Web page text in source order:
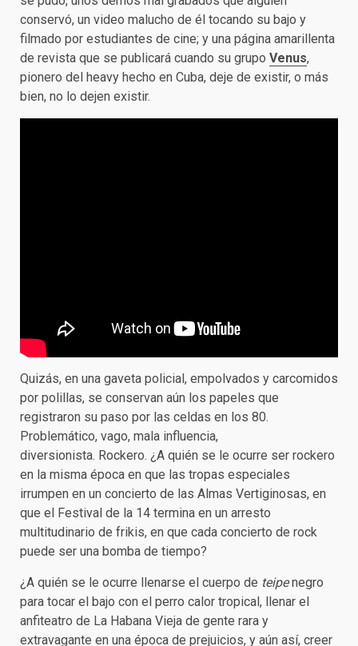
conservó, un video malucho de él tocando su bajo y
filmado por estudiantes de cine; y una página amarillenta
de revista que se publicará cuando su grupo Venus,
pionero del heavy hecho en Cuba, deje de existir, o más
bien, no lo dejen existir.
Quizás, en una gaveta policial, empolvados y carcomidos
por polillas, se conservan aún los papeles que
registraron su paso por las celdas en los 80.
Problemático, vago, mala influencia,
diversionista. Rockero. ¿A quién se le ocurre ser rockero
en la misma época en que las tropas especiales
irrumpen en un concierto de las Almas Vertiginosas, en
que el Festival de la 14 termina en un arresto
multitudinario de frikis, en que cada concierto de rock
puede ser una bomba de tiempo?
¿A quién se le ocurre llenarse el cuerpo de teipenegro
para tocar el bajo con el perro calor tropical, llenar el
anfiteatro de La Habana Vieja de gente rara y
extravagante en una época de prejuicios, y aún así, creer